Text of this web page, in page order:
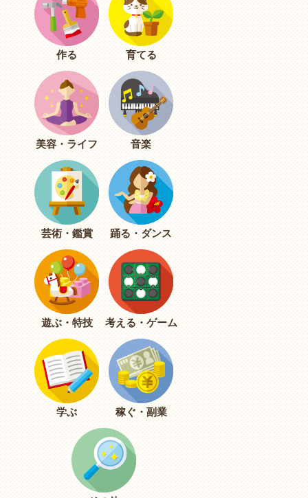
作る 育てる
美容・ライフ 音楽
芸術・鑑賞 踊る・ダンス
遊ぶ・特技 考える・ゲーム
学ぶ 稼ぐ・副業